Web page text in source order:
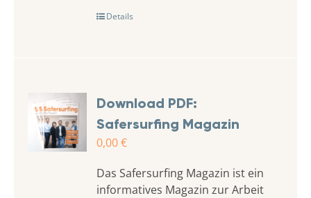
Details
Download PDF:
Safersurfing Magazin
0,00€
Das Safersurfing Magazin ist ein
informatives Magazin zur Arbeit